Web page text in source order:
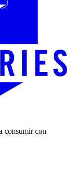
consumir con